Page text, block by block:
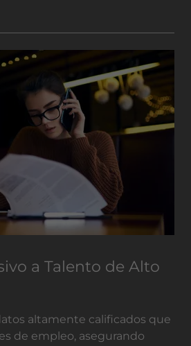
a Talento de Alto
altamente calificados que
de empleo, asegurando